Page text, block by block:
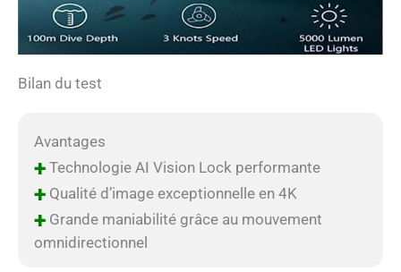
Bilan du test
Avantages
+Technologie AI Vision Lock performante
+Qualité d’image exceptionnelle en 4K
+Grande maniabilité grâce au mouvement
omnidirectionnel